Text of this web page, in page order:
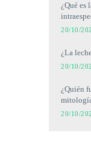
¿Qué es
20/10/
¿La
20/10/
¿Quién
20/10/